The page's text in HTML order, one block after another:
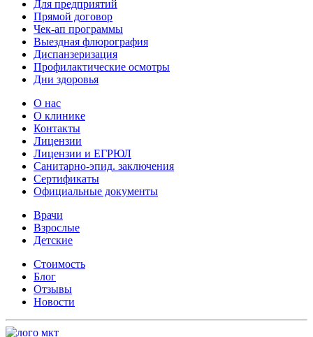
Для предприятий
Прямой договор
Чек-ап программы
Выездная флюрография
Диспанзеризация
Профилактические осмотры
Дни здоровья
О нас
О клинике
Контакты
Лицензии
Лицензии и ЕГРЮЛ
Санитарно-эпид. заключения
Сертификаты
Официальные документы
Врачи
Взрослые
Детские
Стоимость
Блог
Отзывы
Новости